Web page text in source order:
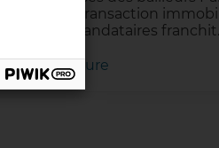
de la transaction
de mandataires
de lecture